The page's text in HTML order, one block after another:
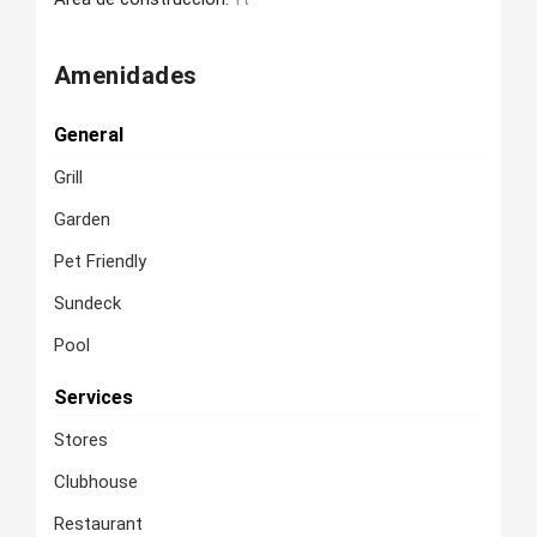
Amenidades
General
Grill
Garden
Pet Friendly
Sundeck
Pool
Services
Stores
Clubhouse
Restaurant